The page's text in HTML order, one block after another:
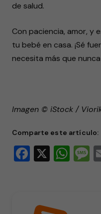
de salud.
Con paciencia, amor, y
tu bebé en casa. ¡Sé
necesita más que
Imagen © iStock /
Comparte este artículo:
Facebook
X